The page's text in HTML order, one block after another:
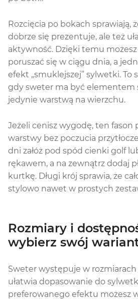
Rozcięcia po bokach sprawiają,
dobrze się prezentuje, ale też
aktywność. Dzięki temu
poruszać się w ciągu dnia, a
efekt „smuklejszej” sylwetki. To
gdy sweter ma być elementem
jedynie warstwą na wierzchu.
Jeżeli cenisz wygodę, ten fason
warstwy bez poczucia
dni załóż pod spód cienki golf
rękawem, a na zewnątrz dodaj
kurtkę. Długi krój sprawia, że
stylowo nawet w prostych
Rozmiary i
wybierz swój
Sweter występuje w rozmiarach
ułatwia dopasowanie do
preferowanego efektu możesz